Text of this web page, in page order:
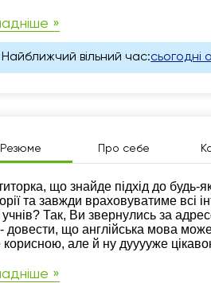
»
Найближчий вільний час:сьогодні
Резюме Про себе
що знайде підхід до будь-
та завжди враховуватиме всі
учнів? Так, Ви звернулись за
довести, що англійська мова
але й ну дууууже
»